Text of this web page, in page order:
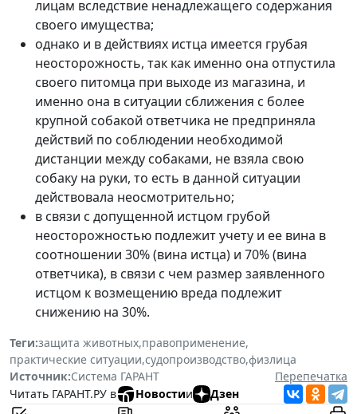
лицам вследствие ненадлежащего содержания
своего имущества;
однако и в действиях истца имеется грубая
неосторожность, так как именно она отпустила
своего питомца при выходе из магазина, и
именно она в ситуации сближения с более
крупной собакой ответчика не предприняла
действий по соблюдении необходимой
дистанции между собаками, не взяла свою
собаку на руки, то есть в данной ситуации
действовала неосмотрительно;
в связи с допущенной истцом грубой
неосторожностью подлежит учету и ее вина в
соотношении 30% (вина истца) и 70% (вина
ответчика), в связи с чем размер заявленного
истцом к возмещению вреда подлежит
снижению на 30%.
Теги:защита животных,правоприменение,
практические ситуации,судопроизводство,физлица
Источник:Система ГАРАНТ
Перепечатка
Читать ГАРАНТ.РУ в
Новостии Дзен